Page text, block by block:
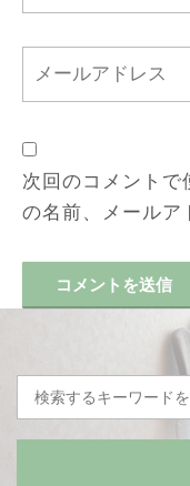
次回のコメントで
の名前、メールア